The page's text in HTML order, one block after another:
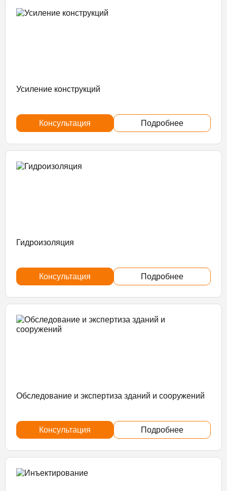
Усиление конструкций
Консультация Подробнее
Гидроизоляция
Консультация Подробнее
Обследование и экспертиза зданий и сооружений
Консультация Подробнее